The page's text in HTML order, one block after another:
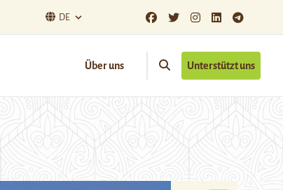
DE
Über uns Unterstützt uns